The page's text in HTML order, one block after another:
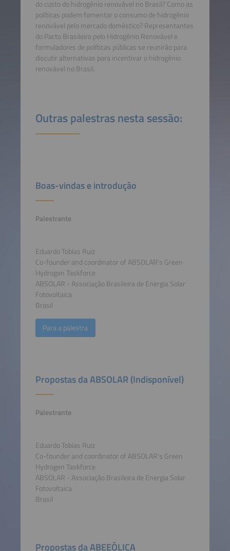
do custo do hidrogênio renovável no Brasil? Como as
políticas podem fomentar o consumo de hidrogênio
renovável pelo mercado doméstico? Representantes
do Pacto Brasileiro pelo Hidrogênio Renovável e
formuladores de políticas públicas se reunirão para
discutir alternativas para incentivar o hidrogênio
renovável no Brasil.
Outras palestras nesta sessão:
Boas-vindas e introdução
Palestrante
Eduardo Tobias Ruiz
Co-founder and coordinator of ABSOLAR's Green
Hydrogen Taskforce
ABSOLAR - Associação Brasileira de Energia Solar
Fotovoltaica
Brasil
Para a palestra
Propostas da ABSOLAR (Indisponível)
Palestrante
Eduardo Tobias Ruiz
Co-founder and coordinator of ABSOLAR's Green
Hydrogen Taskforce
ABSOLAR - Associação Brasileira de Energia Solar
Fotovoltaica
Brasil
Propostas da ABEEÓLICA